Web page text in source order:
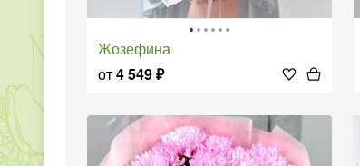
Жозефина
от4 549₽